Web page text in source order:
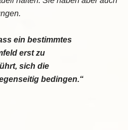
ein bestimmtes
erst zu
sich die
bedingen.“